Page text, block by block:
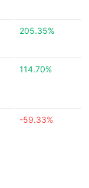
205.35%
114.70%
-59.33%